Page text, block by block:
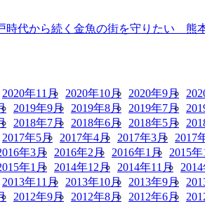
代から続く金魚の街を守りたい 熊
2020年11月 2020年10月 2020年9月
2019年9月 2019年8月 2019年7月
2018年7月 2018年6月 2018年5月
2017年5月 2017年4月 2017年3月 2017
年3月 2016年2月 2016年1月 2015
年1月 2014年12月 2014年11月
2013年11月 2013年10月 2013年9月
2012年9月 2012年8月 2012年6月